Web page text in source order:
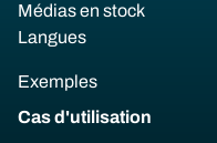
Médias en stock
Langues
Exemples
Cas d'utilisation